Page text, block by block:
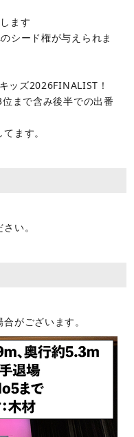
ます
シード権が与えられま
ッズ2026FINALIST！
まで含み後半での出番
ます。
い。
がございます。